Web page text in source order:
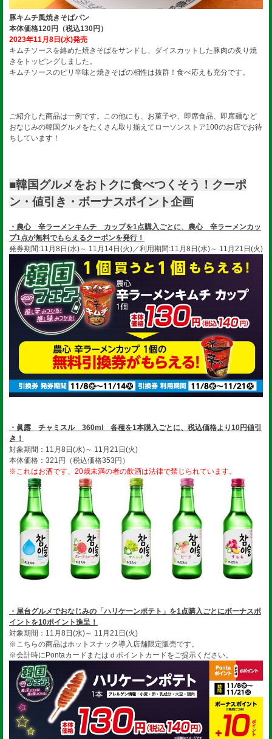
豚キムチ風焼きそばパン
本体価格120円（税込130円）
2023年11月8日(水)発売
キムチソースを絡めた焼きそばをサンドし、ダイスカットした豚肉の炙り焼
きをトッピングしました。
キムチソースのピリ辛味と焼きそばの相性は抜群！食べ応えも充分です。
ご紹介した商品は一例です。この他にも、お菓子や、即席食品、即席麺など
おなじみの韓国グルメをたくさん取り揃えてローソンストア100のお店でお待
ちしています！
■韓国グルメをおトクに食べつくそう！クーポ
ン・値引き・ボーナスポイント企画
・農心 辛ラーメンキムチ カップを1点購入ごとに、農心 辛ラーメンカッ
プ1点が無料でもらえるクーポンを発行！
発券期間:11月8日(水)～ 11月14日(火)／利用期間:11月8日(水)～ 11月21日(火)
・眞露 チャミスル 360ml 各種を1本購入ごとに、税込価格より10円値引
き！
対象期間：11月8日(水)～ 11月21日(火)
本体価格：321円（税込価格353円）
※これはお酒です、20歳未満の者の飲酒は法律で禁じられています。
・屋台グルメでおなじみの「ハリケーンポテト」を1点購入ごとにボーナスポ
イントを10ポイント進呈！
対象期間：11月8日(水)～ 11月21日(火)
※こちらの商品はホットスナック導入店舗限定販売です。
※会計時にPontaカードまたはｄポイントカードをご提示ください。